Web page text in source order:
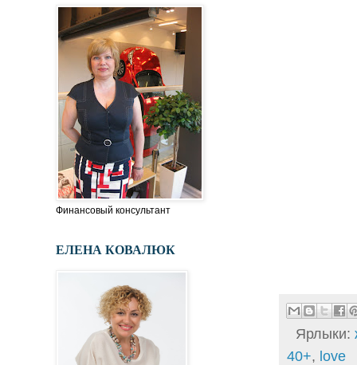
Ярлыки:
40+, love
Финансовый консультант
ЕЛЕНА КОВАЛЮК